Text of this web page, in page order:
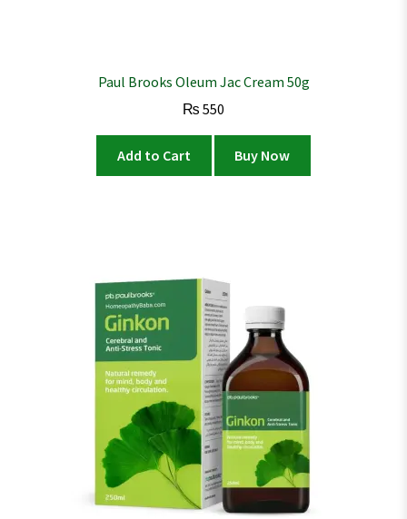
Paul Brooks Oleum Jac Cream 50g
₨ 550
Add to Cart Buy Now